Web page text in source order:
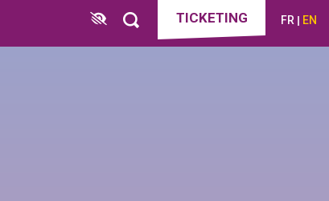
TICKETING FR EN